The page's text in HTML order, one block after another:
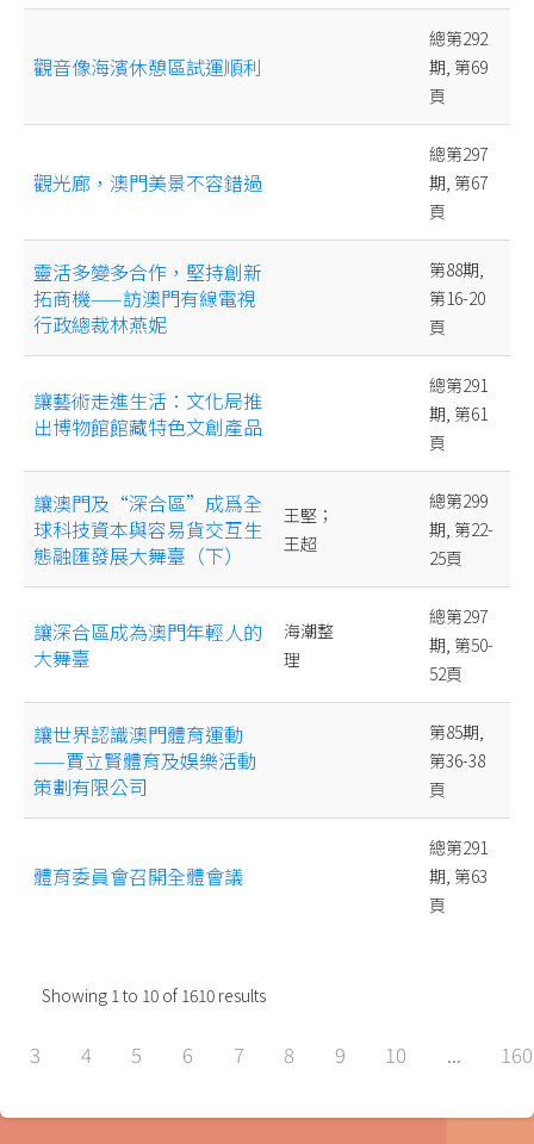
觀音像海濱休憩區試運順利
總第292
期, 第69
頁
觀光廊，澳門美景不容錯過
總第297
期, 第67
頁
靈活多變多合作，堅持創新
拓商機——訪澳門有線電視
行政總裁林燕妮
第88期,
第16-20
頁
讓藝術走進生活：文化局推
出博物館館藏特色文創產品
總第291
期, 第61
頁
讓澳門及“深合區”成爲全
球科技資本與容易貨交互生
態融匯發展大舞臺（下）
王堅；
王超
總第299
期, 第22-
25頁
讓深合區成為澳門年輕人的
大舞臺
海潮整
理
總第297
期, 第50-
52頁
讓世界認識澳門體育運動
——賈立賢體育及娛樂活動
策劃有限公司
第85期,
第36-38
頁
體育委員會召開全體會議
總第291
期, 第63
頁
Showing 1to 10 of 1610 results
3 4 5 6 7 8 9 10 ... 160